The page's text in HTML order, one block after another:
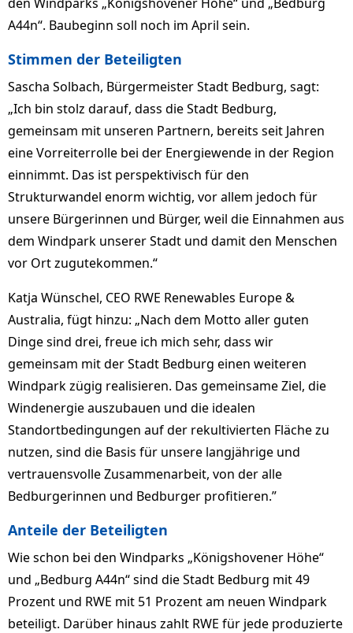
A44n“. Baubeginn soll noch im April sein.
Stimmen der Beteiligten
Sascha Solbach, Bürgermeister Stadt Bedburg, sagt:
„Ich bin stolz darauf, dass die Stadt Bedburg,
gemeinsam mit unseren Partnern, bereits seit Jahren
eine Vorreiterrolle bei der Energiewende in der Region
einnimmt. Das ist perspektivisch für den
Strukturwandel enorm wichtig, vor allem jedoch für
unsere Bürgerinnen und Bürger, weil die Einnahmen aus
dem Windpark unserer Stadt und damit den Menschen
vor Ort zugutekommen.“
Katja Wünschel, CEO RWE Renewables Europe &
Australia, fügt hinzu: „Nach dem Motto aller guten
Dinge sind drei, freue ich mich sehr, dass wir
gemeinsam mit der Stadt Bedburg einen weiteren
Windpark zügig realisieren. Das gemeinsame Ziel, die
Windenergie auszubauen und die idealen
Standortbedingungen auf der rekultivierten Fläche zu
nutzen, sind die Basis für unsere langjährige und
vertrauensvolle Zusammenarbeit, von der alle
Bedburgerinnen und Bedburger profitieren.”
Anteile der Beteiligten
Wie schon bei den Windparks „Königshovener Höhe“
und „Bedburg A44n“ sind die Stadt Bedburg mit 49
Prozent und RWE mit 51 Prozent am neuen Windpark
beteiligt. Darüber hinaus zahlt RWE für jede produzierte